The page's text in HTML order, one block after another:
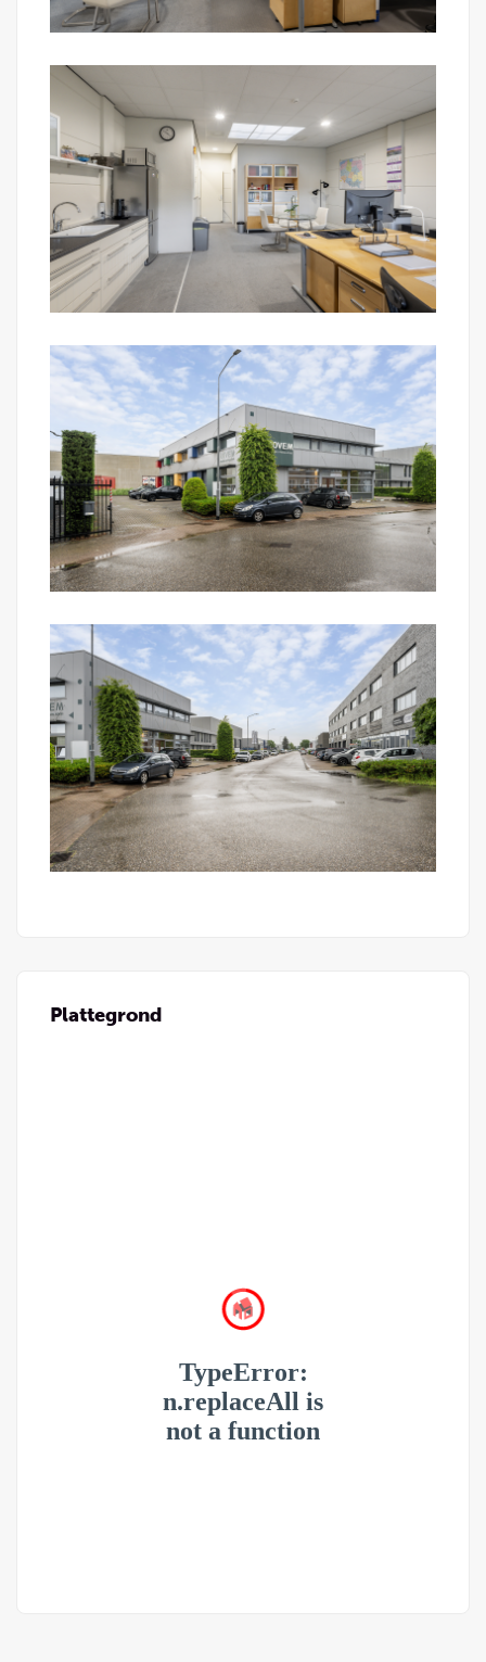
Plattegrond